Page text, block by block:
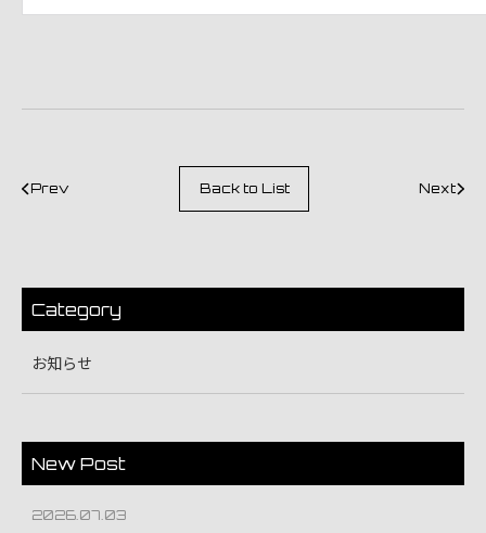
Prev Back to List Next
Category
お知らせ
New Post
2026.07.03